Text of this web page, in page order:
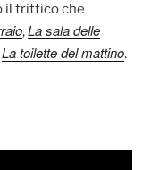
il trittico che
,La sala delle
La toilette del mattino.